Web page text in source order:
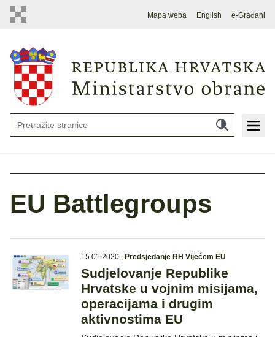
Mapa weba English e-Građani
EU Battlegroups
15.01.2020., Predsjedanje RH Vijećem EU
Sudjelovanje Republike
Hrvatske u vojnim misijama,
operacijama i drugim
aktivnostima EU